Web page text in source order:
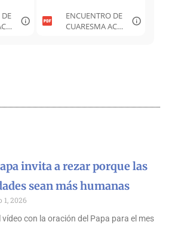
ENCUENTRO DE
CUARESMA ACG
invita a rezar porque las
sean más humanas
1, 2026
vídeo con la oración del Papa para el mes